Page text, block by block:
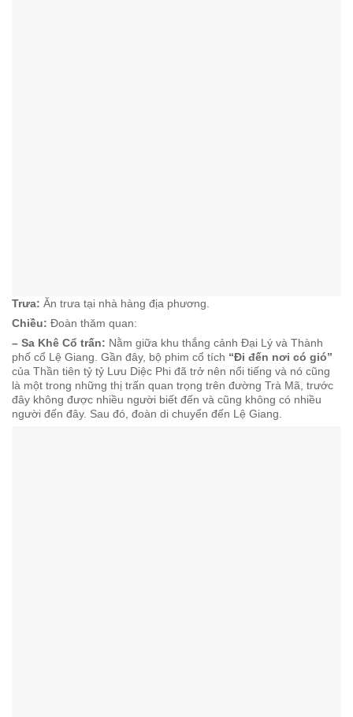
Trưa: Ăn trưa tại nhà hàng địa phương.
Chiều: Đoàn thăm quan:
– Sa Khê Cổ trấn: Nằm giữa khu thắng cảnh Đại Lý và Thành
phố cổ Lệ Giang. Gần đây, bộ phim cổ tích “Đi đến nơi có gió”
của Thần tiên tỷ tỷ Lưu Diệc Phi đã trở nên nổi tiếng và nó cũng
là một trong những thị trấn quan trọng trên đường Trà Mã, trước
đây không được nhiều người biết đến và cũng không có nhiều
người đến đây. Sau đó, đoàn di chuyển đến Lệ Giang.